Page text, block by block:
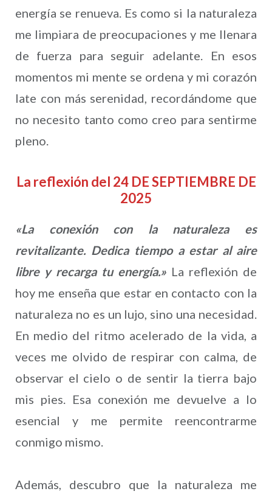
energía se renueva. Es como si la naturaleza
me limpiara de preocupaciones y me llenara
de fuerza para seguir adelante. En esos
momentos mi mente se ordena y mi corazón
late con más serenidad, recordándome que
no necesito tanto como creo para sentirme
pleno.
La reflexión del 24 DE SEPTIEMBRE DE
2025
«La conexión con la naturaleza es
revitalizante. Dedica tiempo a estar al aire
libre y recarga tu energía.» La reflexión de
hoy me enseña que estar en contacto con la
naturaleza no es un lujo, sino una necesidad.
En medio del ritmo acelerado de la vida, a
veces me olvido de respirar con calma, de
observar el cielo o de sentir la tierra bajo
mis pies. Esa conexión me devuelve a lo
esencial y me permite reencontrarme
conmigo mismo.
Además, descubro que la naturaleza me